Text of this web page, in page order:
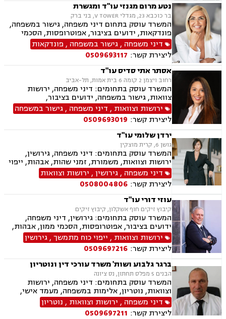
נטע מרום מגנזי עו"ד ומגשרת
בר כוכבא 23, מגדלי V TOWER, בני ברק
המשרד עוסק בתחום דיני משפחה, גישור במשפחה,
פונדקאות, ידועים בציבור, אפוטרופסות, הסכמי
ממון, אבהות, מזונות, משמורת, גירושין, הורות חד
מינית, נישואים אזרחיים, חוק הנוער, אימוץ, חלוקת
רכוש, מעמד אישי, זמני שהות, אומנה, ניכור הורי,
העברה בין דורית, ירושות וצוואות, ייפוי כוח מתמשך
דיני משפחה ,גישור במשפחה , פונדקאות
ליצירת קשר: 0509693117
אסתר אתי סדיס עו"ד
רחוב ויצמן 2 קומה 6 בית אמות, תל-אביב
המשרד עוסק בתחומים: דיני משפחה, ירושות
צוואות, גישור במשפחה, ידועים בציבור,
אפוטרופסות, הסכמי ממון, אבהות , מזונות,
משמורת, גירושין, חוק הנוער, אימוץ , חלוקת רכוש,
מעמד אישי, זמני שהות, אומנה, ניכור הורי, העברה
בין דורית
ירושות וצוואות , דיני משפחה ,גישור במשפחה
ליצירת קשר: 0509693019
ירדן שלומי עו"ד
גושן 6, קרית מוצקין
המשרד עוסק בתחומים: דיני משפחה, גירושין,
ירושות וצוואות, משמורת, זמני שהות, אבהות, ייפוי
כוח מתמשך, ידועים בציבור, מזונות, חלוקת רכוש,
ניכור הורי, אפוטרופסות, הסכמי ממון, נישואים
אזרחיים
דיני משפחה ,גירושין, ירושות וצוואות
ליצירת קשר: 0508004806
עוזי דורי עו"ד
קיבוץ זיקים חוף אשקלון, קיבוץ זיקים
המשרד עוסק בתחומים: גירושין, דיני משפחה,
ידועים בציבור, אפוטרופסות, הסכמי ממון, אבהות,
מזונות, משמורת, חלוקת רכוש, מעמד אישי, זמני
שהות, ניכור הורי, ירושות וצוואות, ייפוי כוח מתמשך,
דיני חוזים, עסקאות מכר דירה, פינוי מושכר, נחלות
ומשקים במושבים, העברה בין דורית
ירושות וצוואות , ייפוי כוח מתמשך,גירושין
ליצירת קשר: 0509697216
ברגר גלבוע ושות' משרד עורכי דין ונוטריון
הבנים 5 מפלס תחתון, נס ציונה
המשרד עוסק בתחומים: דיני משפחה, ירושות
וצוואות, נוטריון, אלימות במשפחה, מעמד אישי,
ייפוי כוח מתמשך.
דיני משפחה , ירושות וצוואות , נוטריון
ליצירת קשר: 0509697211